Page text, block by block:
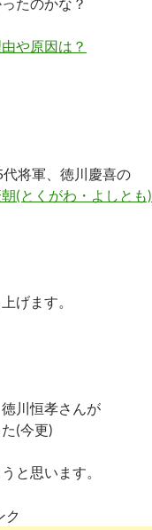
や原因は？
将軍、徳川慶喜の
(とくがわ・よしとも)
げます。
川恒孝さんが
(今更)
と思います。
ク